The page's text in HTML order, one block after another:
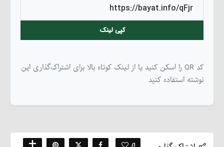
کپی لینک
کد QR را اسکن کنید یا از لینک کوتاه بالا برای اشتراک‌گذاری این
نوشته استفاده کنید